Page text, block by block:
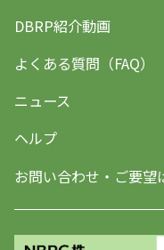
DBRP紹介動画
よくある質問（FAQ）
ニュース
ヘルプ
お問い合わせ・ご要望